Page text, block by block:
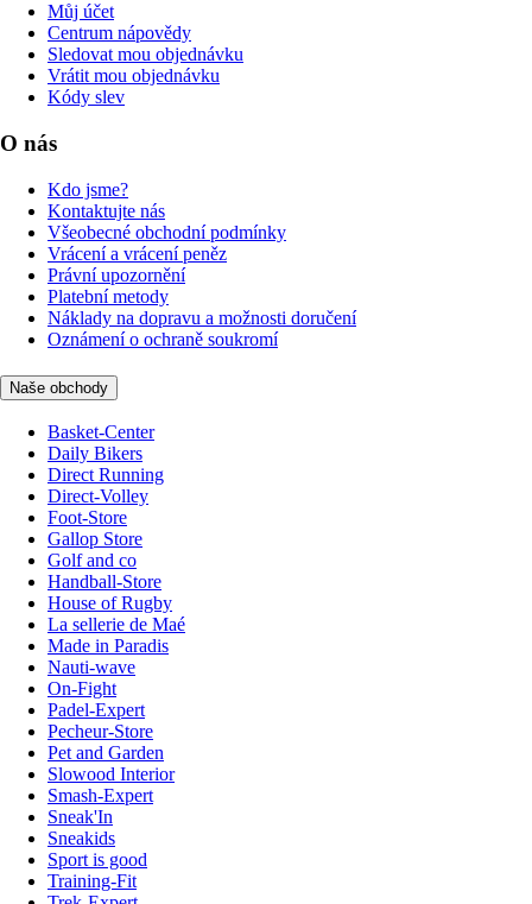
Můj účet
Centrum nápovědy
Sledovat mou objednávku
Vrátit mou objednávku
Kódy slev
O nás
Kdo jsme?
Kontaktujte nás
Všeobecné obchodní podmínky
Vrácení a vrácení peněz
Právní upozornění
Platební metody
Náklady na dopravu a možnosti doručení
Oznámení o ochraně soukromí
Naše obchody
Basket-Center
Daily Bikers
Direct Running
Direct-Volley
Foot-Store
Gallop Store
Golf and co
Handball-Store
House of Rugby
La sellerie de Maé
Made in Paradis
Nauti-wave
On-Fight
Padel-Expert
Pecheur-Store
Pet and Garden
Slowood Interior
Smash-Expert
Sneak'In
Sneakids
Sport is good
Training-Fit